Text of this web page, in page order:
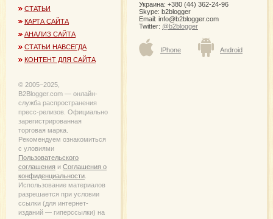
СТАТЬИ
КАРТА САЙТА
АНАЛИЗ САЙТА
СТАТЬИ НАВСЕГДА
КОНТЕНТ ДЛЯ САЙТА
© 2005−2025,
B2Blogger.com — онлайн-
служба распространения
пресс-релизов. Официально
зарегистрированная
торговая марка.
Рекомендуем ознакомиться
с уловиями
Пользовательского
соглашения и Соглашения о
конфиденциальности
Использование материалов
разрешается при условии
ссылки (для интернет-
изданий — гиперссылки) на
Украина: +380 (44) 362-24-96
Skype: b2blogger
Email: info@b2blogger.com
Twitter: @b2blogger
IPhone Android